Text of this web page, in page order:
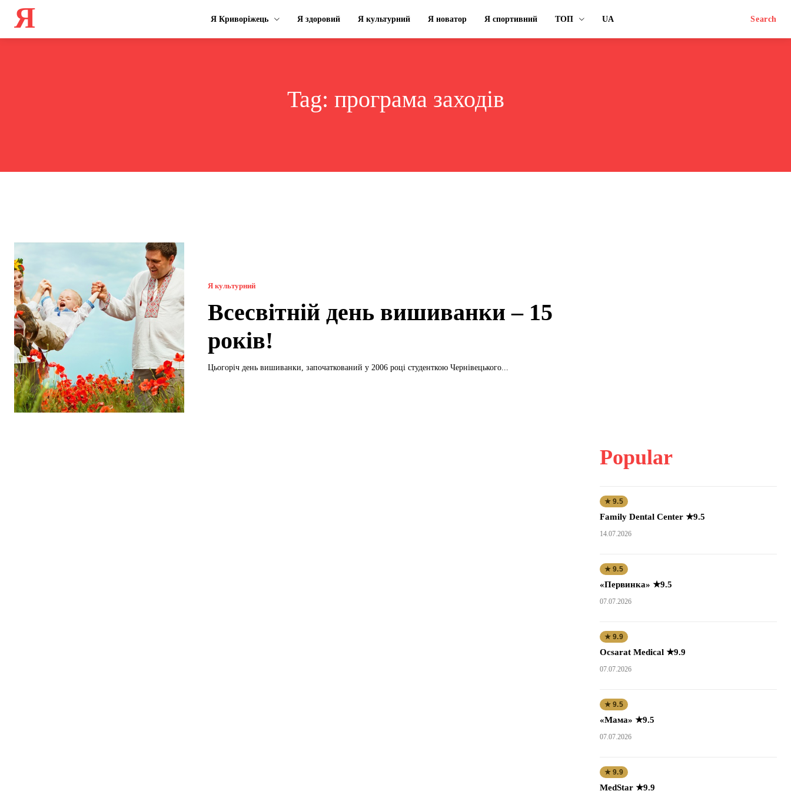
Я Я Криворіжець Я здоровий Я культурний Я новатор Я спортивний ТОП UA Search
Tag: програма заходів
Я культурний
Всесвітній день вишиванки – 15
років!
Цьогоріч день вишиванки, започаткований у 2006 році студенткою Чернівецького...
Popular
★ 9.5
Family Dental Center ★9.5
14.07.2026
★ 9.5
«Первинка» ★9.5
07.07.2026
★ 9.9
Ocsarat Medical ★9.9
07.07.2026
★ 9.5
«Мама» ★9.5
07.07.2026
★ 9.9
MedStar ★9.9